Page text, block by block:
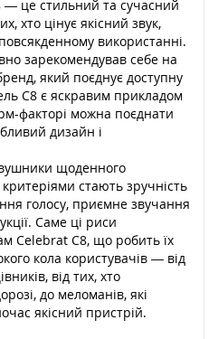
це стильний та сучасний
хто цінує якісний звук,
використанні.
зарекомендував себе на
який поєднує доступну
C8 є яскравим прикладом
факторі можна поєднати
дизайн і
щоденного
стають зручність
голосу, приємне звучання
Саме ці риси
Celebrat C8, що робить їх
кола користувачів — від
від тих, хто
до меломанів, які
якісний пристрій.